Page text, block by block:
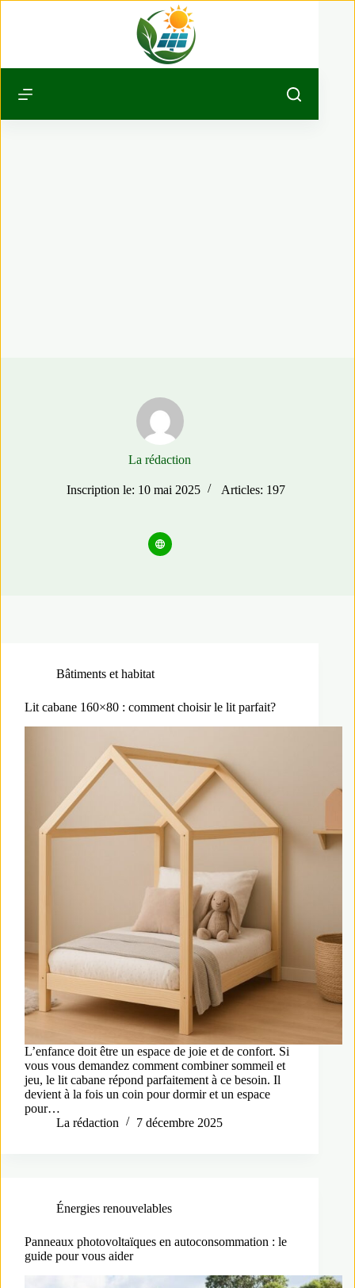
La rédaction
Inscription le: 10 mai 2025 Articles: 197
Bâtiments et habitat
Lit cabane 160×80 : comment choisir le lit parfait?
L’enfance doit être un espace de joie et de confort. Si
vous vous demandez comment combiner sommeil et
jeu, le lit cabane répond parfaitement à ce besoin. Il
devient à la fois un coin pour dormir et un espace
pour…
La rédaction
7 décembre 2025
Énergies renouvelables
Panneaux photovoltaïques en autoconsommation : le
guide pour vous aider